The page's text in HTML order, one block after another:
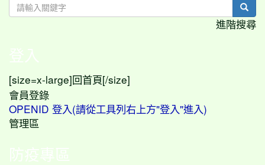
進階搜尋
登入
[size=x-large] 回首頁[/size]
會員登錄
OPENID 登入(請從工具列右上方"登入"進入)
管理區
防疫專區